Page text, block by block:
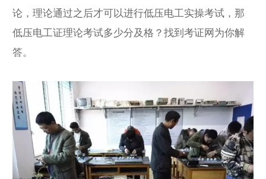
论，理论通过之后才可以进行低压电工实操考试，那
低压电工证理论考试多少分及格？找到考证网为你解
答。